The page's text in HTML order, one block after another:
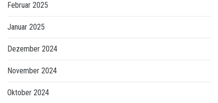
Februar 2025
Januar 2025
Dezember 2024
November 2024
Oktober 2024